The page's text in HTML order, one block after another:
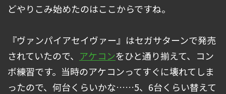
どやりこみ始めたのはここからですね。
『ヴァンパイアセイヴァー』はセガサターンで発売
されていたので、 アケコンをひと通り揃えて、コン
ボ練習です。当時のアケコンってすぐに壊れてしま
ったので、何台くらいかな……5、6台くらい替えて